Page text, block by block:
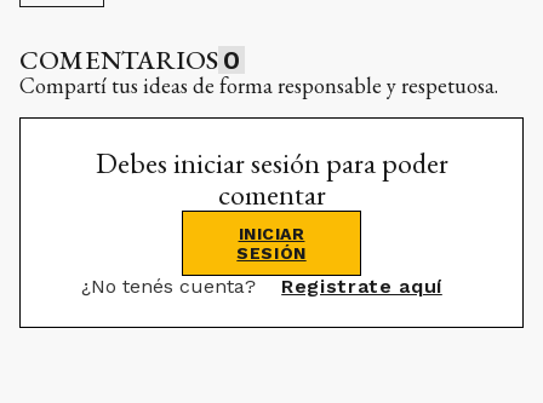
COMENTARIOS 0
Compartí tus ideas de forma responsable y respetuosa.
Debes iniciar sesión para poder
comentar
INICIAR
SESIÓN
¿No tenés cuenta? Registrate aquí